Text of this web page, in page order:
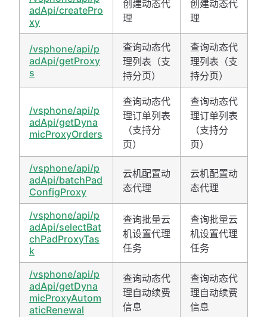
adApi/createPro
xy
创建动态代
理
创建动态代
理
/vsphone/api/p
adApi/getProxy
s
查询动态代
理列表（支
持分页）
查询动态代
理列表（支
持分页）
/vsphone/api/p
adApi/getDyna
micProxyOrders
查询动态代
理订单列表
（支持分
页）
查询动态代
理订单列表
（支持分
页）
/vsphone/api/p
adApi/batchPad
ConfigProxy
云机配置动
态代理
云机配置动
态代理
/vsphone/api/p
adApi/selectBat
chPadProxyTas
k
查询批量云
机设置代理
任务
查询批量云
机设置代理
任务
/vsphone/api/p
adApi/getDyna
micProxyAutom
aticRenewal
查询动态代
理自动续费
信息
查询动态代
理自动续费
信息